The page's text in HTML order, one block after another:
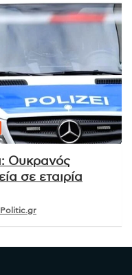
Ουκρανός
σε εταιρία
Politic.gr